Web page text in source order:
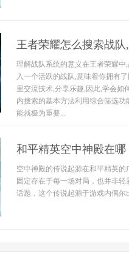
王者荣耀怎么搜索战
理解战队系统的意义在王者荣耀
入一个活跃的战队,意味着你拥有
里交流技术,分享乐趣,因此,学会如
内搜索的基本方法利用综合筛选
能就极为重要...
和平精英空中神殿在
空中神殿的传说起源在和平精英
固定存在于每一场对局，也并非
话题，这个传说起源于游戏内偶尔